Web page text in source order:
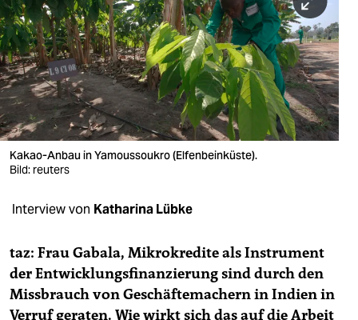
nord
wahrheit
verlag
verlag
veranstaltungen
fragen & hilfe
unterstützen
abo
genossenschaft
Kakao-Anbau in Yamoussoukro (Elfenbeinküste).
Bild: reuters
Interview von Katharina Lübke
taz: Frau Gabala, Mikrokredite als Instrument
der Entwicklungsfinanzierung sind durch den
Missbrauch von Geschäftemachern in Indien in
Verruf geraten. Wie wirkt sich das auf die Arbeit